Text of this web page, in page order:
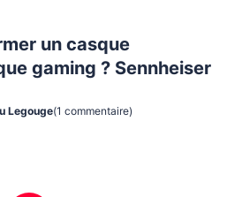
un casque
gaming ? Sennheiser
Legouge(1 commentaire)